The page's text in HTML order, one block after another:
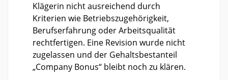
Klägerin nicht ausreichend durch
Kriterien wie Betriebszugehörigkeit,
Berufserfahrung oder Arbeitsqualität
rechtfertigen. Eine Revision wurde nicht
zugelassen und der Gehaltsbestanteil
„Company Bonus“ bleibt noch zu klären.